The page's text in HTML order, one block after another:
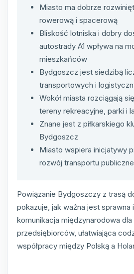
Miasto ma dobrze
rowerową i spacerową
Bliskość lotniska i dobry
autostrady A1 wpływa na
mieszkańców
Bydgoszcz jest siedzibą
transportowych i
Wokół miasta rozciągają
tereny rekreacyjne, parki i
Znane jest z piłkarskiego
Bydgoszcz
Miasto wspiera inicjatywy
rozwój transportu
Powiązanie Bydgoszczy z trasą
pokazuje, jak ważna jest sprawna
komunikacja międzynarodowa
przedsiębiorców, ułatwiająca
współpracy między Polską a